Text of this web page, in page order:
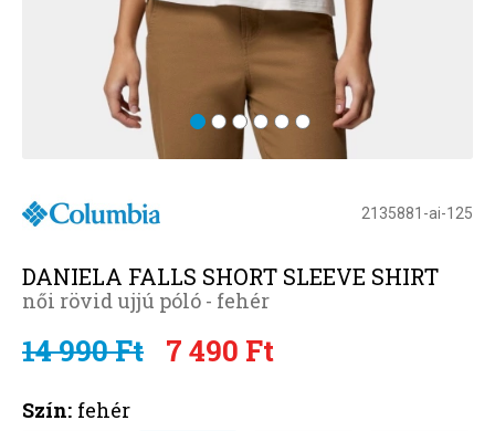
2135881-ai-125
DANIELA FALLS SHORT SLEEVE SHIRT
női rövid ujjú póló - fehér
14 990 Ft 7 490 Ft
Szín: fehér